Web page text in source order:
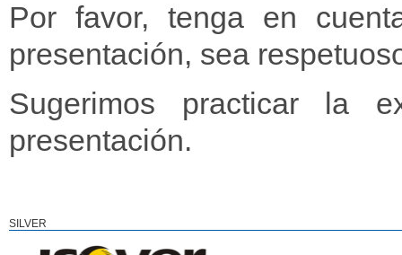
Por favor, tenga en
presentación, sea
Sugerimos practicar la
presentación.
SILVER